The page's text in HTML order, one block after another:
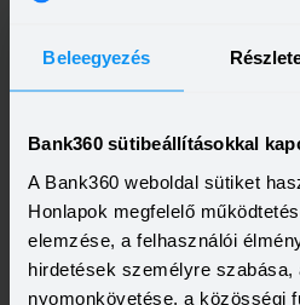
Beleegyezés
Bank360 sütibeállításokkal
A Bank360 weboldal sütiket
Honlapok megfelelő
elemzése, a felhasználói
hirdetések személyre szabása,
nyomonkövetése, a közösségi